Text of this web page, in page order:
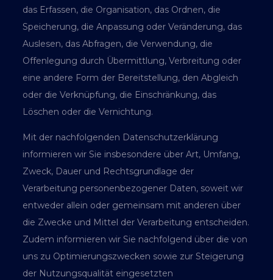
das Erfassen, die Organisation, das Ordnen, die
Speicherung, die Anpassung oder Veränderung, das
Auslesen, das Abfragen, die Verwendung, die
Offenlegung durch Übermittlung, Verbreitung oder
eine andere Form der Bereitstellung, den Abgleich
oder die Verknüpfung, die Einschränkung, das
Löschen oder die Vernichtung.
Mit der nachfolgenden Datenschutzerklärung
informieren wir Sie insbesondere über Art, Umfang,
Zweck, Dauer und Rechtsgrundlage der
Verarbeitung personenbezogener Daten, soweit wir
entweder allein oder gemeinsam mit anderen über
die Zwecke und Mittel der Verarbeitung entscheiden.
Zudem informieren wir Sie nachfolgend über die von
uns zu Optimierungszwecken sowie zur Steigerung
der Nutzungsqualität eingesetzten